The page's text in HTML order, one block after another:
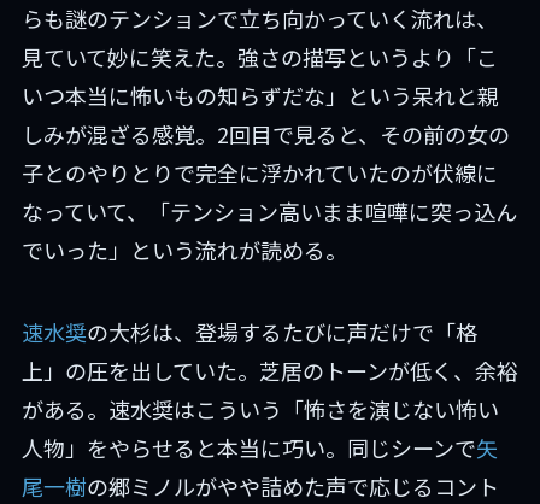
らも謎のテンションで立ち向かっていく流れは、
見ていて妙に笑えた。強さの描写というより「こ
いつ本当に怖いもの知らずだな」という呆れと親
しみが混ざる感覚。2回目で見ると、その前の女の
子とのやりとりで完全に浮かれていたのが伏線に
なっていて、「テンション高いまま喧嘩に突っ込ん
でいった」という流れが読める。
速水奨の大杉は、登場するたびに声だけで「格
上」の圧を出していた。芝居のトーンが低く、余裕
がある。速水奨はこういう「怖さを演じない怖い
人物」をやらせると本当に巧い。同じシーンで矢
尾一樹の郷ミノルがやや詰めた声で応じるコント